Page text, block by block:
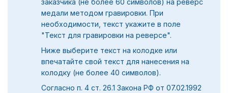
заказчика (не более 60 символов) на реверс
медали методом гравировки. При
необходимости, текст укажите в поле
"Текст для гравировки на реверсе".
Ниже выберите текст на колодке или
впечатайте свой текст для нанесения на
колодку (не более 40 символов).
Согласно п. 4 ст. 26.1 Закона РФ от 07.02.1992